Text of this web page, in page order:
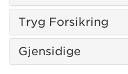
Tryg Forsikring
Gjensidige